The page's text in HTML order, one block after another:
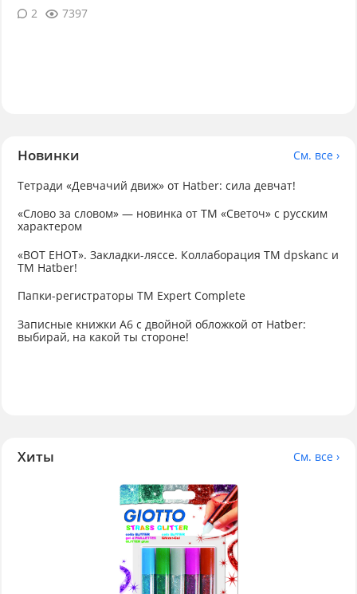
2
7397
Новинки
См. все ›
Тетради «Девчачий движ» от Hatber: сила девчат!
«Слово за словом» — новинка от ТМ «Светоч» с русским
характером
«ВОТ ЕНОТ». Закладки-ляссе. Коллаборация TM dpskanc и
ТМ Hatber!
Папки-регистраторы ТМ Expert Complete
Записные книжки А6 с двойной обложкой от Hatber:
выбирай, на какой ты стороне!
Хиты См. все ›